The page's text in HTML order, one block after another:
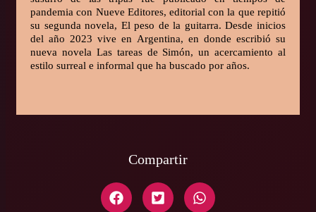
pandemia con Nueve Editores, editorial con la que repitió
su segunda novela, El peso de la guitarra. Desde inicios
del año 2023 vive en Argentina, en donde escribió su
nueva novela Las tareas de Simón, un acercamiento al
estilo surreal e informal que ha buscado por años.
Compartir